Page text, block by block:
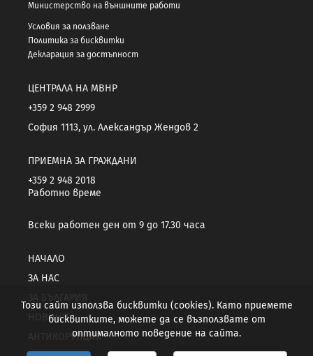
Министерство на външните работи
Условия за ползване
Политика за бисквитки
Декларация за достъпност
ЦЕНТРАЛА НА МВНР
+359 2 948 2999
София 1113, ул. Александър Жендов 2
ПРИЕМНА ЗА ГРАЖДАНИ
+359 2 948 2018
Работно време
Всеки работен ден от 9 до 17.30 часа
НАЧАЛО
ЗА НАС
НОВИНИ
АНТИКОРУПЦИЯ
Този сайт използва бисквитки (cookies). Като приемете
бисквитките, можете да се възползвате от
оптималното поведение на сайта.